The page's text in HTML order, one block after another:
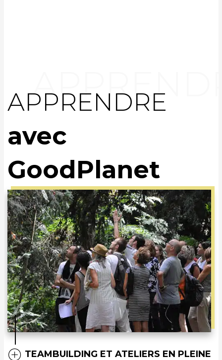
APPRENDRE
avec
GoodPlanet
TEAMBUILDING ET ATELIERS EN PLEINE